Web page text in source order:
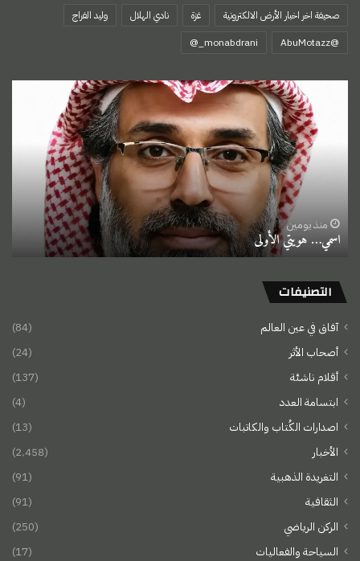
صحيفة اخر اخبار الأرض الالكترونية
غزة نادي الهلال
وليد الفراج
‏@AbuMotazz
منذ يومين
اسمي… هويتي الأولى
التصنيفات
آفاق في عين العالم
(84)
أصحاب الأثر
(24)
أقلام ناشئة
(137)
ابتسامة العدد
(4)
اصدارات الكُتاب والكاتبات
(13)
الأخبار
(2٬458)
التغريدة الذهبية
(91)
الثقافية
(91)
الركن الرياضي
(250)
السياحة والفعاليات
(17)